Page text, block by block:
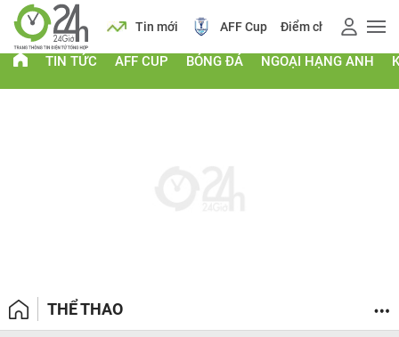
Lịch Tin mới AFF Cup Điểm chuẩn 2026
TIN TỨC AFF CUP BÓNG ĐÁ NGOẠI HẠNG ANH
THỂ THAO